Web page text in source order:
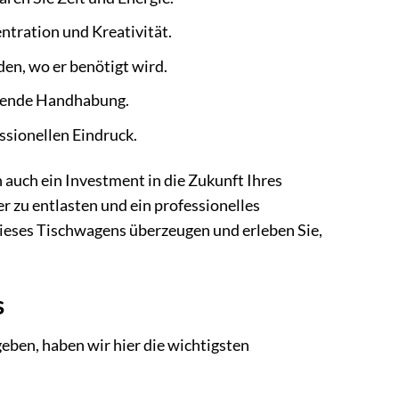
und Kreativität.
wo er benötigt wird.
Handhabung.
Eindruck.
ein Investment in die Zukunft Ihres
zu entlasten und ein professionelles
Tischwagens überzeugen und erleben Sie,
haben wir hier die wichtigsten